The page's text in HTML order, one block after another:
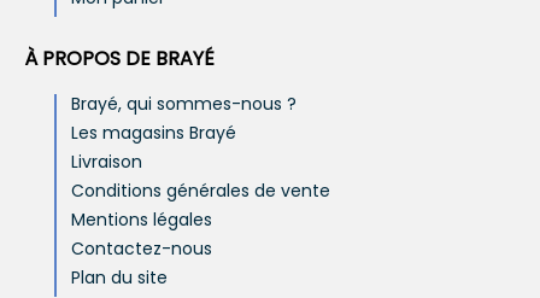
À PROPOS DE BRAYÉ
Brayé, qui sommes-nous ?
Les magasins Brayé
Livraison
Conditions générales de vente
Mentions légales
Contactez-nous
Plan du site